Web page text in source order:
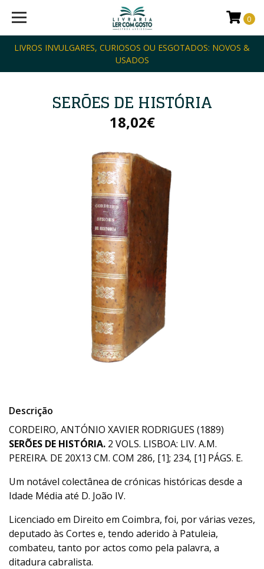
LIVROS INVULGARES, CURIOSOS OU ESGOTADOS: NOVOS &
USADOS
0
SERÕES DE HISTÓRIA
18,02€
Descrição
CORDEIRO, ANTÓNIO XAVIER RODRIGUES (1889)
SERÕES DE HISTÓRIA. 2 VOLS. LISBOA: LIV. A.M.
PEREIRA. DE 20X13 CM. COM 286, [1]; 234, [1] PÁGS. E.
Um notável colectânea de crónicas históricas desde a
Idade Média até D. João IV.
Licenciado em Direito em Coimbra, foi, por várias vezes,
deputado às Cortes e, tendo aderido à Patuleia,
combateu, tanto por actos como pela palavra, a
ditadura cabralista.